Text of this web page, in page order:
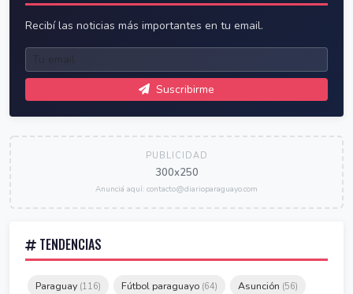
Recibí las noticias más importantes en tu email.
Suscribirme
PUBLICIDAD
300x250
Anunciá aquí: contacto@diarioparaguayo.com
TENDENCIAS
Paraguay (116) Fútbol paraguayo (64) Asunción (56)